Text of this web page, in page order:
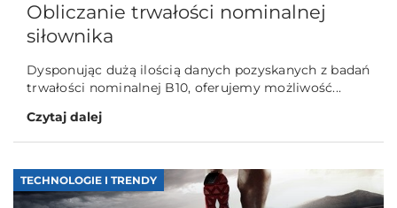
Obliczanie trwałości nominalnej
siłownika
Dysponując dużą ilością danych pozyskanych z badań
trwałości nominalnej B10, oferujemy możliwość...
Czytaj dalej
TECHNOLOGIE I TRENDY